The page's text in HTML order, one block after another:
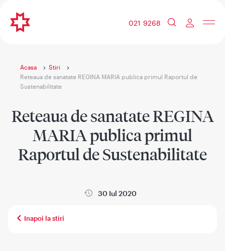
021 9268
Acasa
Stiri
Reteaua de sanatate REGINA MARIA publica primul Raportul de
Sustenabilitate
Reteaua de sanatate REGINA
MARIA publica primul
Raportul de Sustenabilitate
30 Iul 2020
Inapoi la stiri